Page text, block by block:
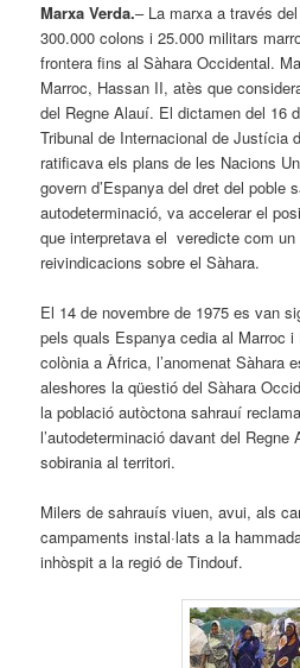
Marxa Verda.– La marxa a través
300.000 colons i 25.000 militars
frontera fins al Sàhara Occidental.
Marroc, Hassan II, atès que
del Regne Alauí. El dictamen del 16
Tribunal de Internacional de Justícia
ratificava els plans de les Nacions
govern d’Espanya del dret del poble
autodeterminació, va accelerar el
que interpretava el veredicte com
reivindicacions sobre el Sàhara.
El 14 de novembre de 1975 es van
pels quals Espanya cedia al Marroc
colònia a Àfrica, l’anomenat Sàhara
aleshores la qüestió del Sàhara
la població autòctona sahrauí
l’autodeterminació davant del
sobirania al territori.
Milers de sahrauís viuen, avui, als
campaments instal·lats a la
inhòspit a la regió de Tindouf.